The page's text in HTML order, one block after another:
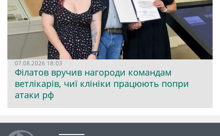
07.08.2026 18:03
Філатов вручив нагороди командам
ветлікарів, чиї клініки працюють попри
атаки рф